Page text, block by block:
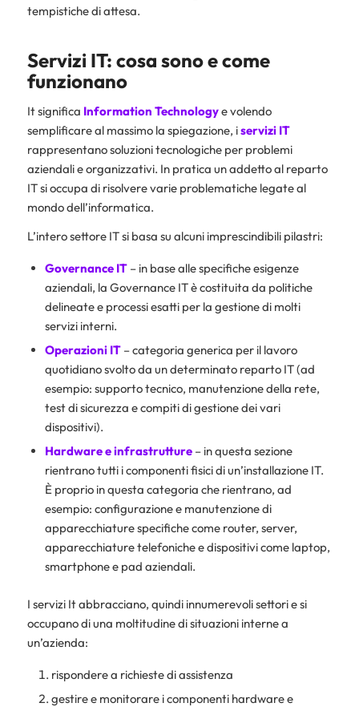
tempistiche di attesa.
Servizi IT: cosa sono e come
funzionano
It significa Information Technologye volendo
semplificare al massimo la spiegazione, iservizi IT
rappresentano soluzioni tecnologiche per problemi
aziendali e organizzativi. In pratica un addetto al reparto
IT si occupa di risolvere varie problematiche legate al
mondo dell’informatica.
L’intero settore IT si basa su alcuni imprescindibili pilastri:
Governance IT– in base alle specifiche esigenze
aziendali, la Governance IT è costituita da politiche
delineate e processi esatti per la gestione di molti
servizi interni.
Operazioni IT– categoria generica per il lavoro
quotidiano svolto da un determinato reparto IT (ad
esempio: supporto tecnico, manutenzione della rete,
test di sicurezza e compiti di gestione dei vari
dispositivi).
Hardware einfrastrutture– in questa sezione
rientrano tutti i componenti fisici di un’installazione IT.
È proprio in questa categoria che rientrano, ad
esempio: configurazione e manutenzione di
apparecchiature specifiche come router, server,
apparecchiature telefoniche e dispositivi come laptop,
smartphone e pad aziendali.
I servizi It abbracciano, quindi innumerevoli settori e si
occupano di una moltitudine di situazioni interne a
un’azienda:
rispondere a richieste di assistenza
gestire e monitorare i componenti hardware e